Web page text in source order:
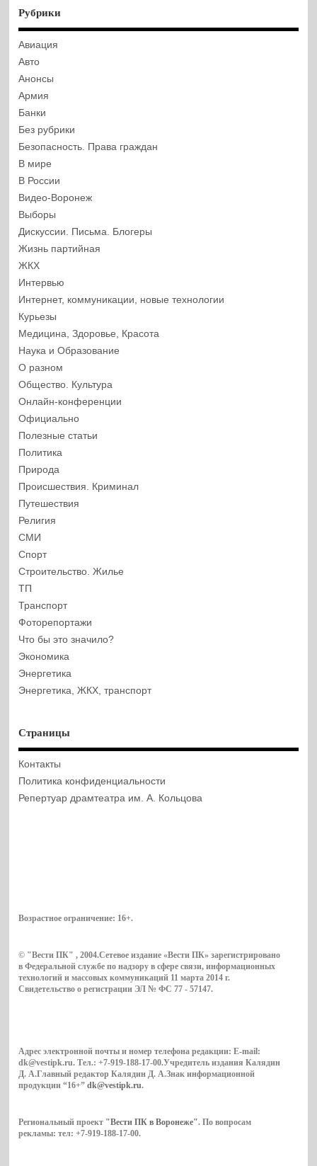
Рубрики
Авиация
Авто
Анонсы
Армия
Банки
Без рубрики
Безопасность. Права граждан
В мире
В России
Видео-Воронеж
Выборы
Дискуссии. Письма. Блогеры
Жизнь партийная
ЖКХ
Интервью
Интернет, коммуникации, новые технологии
Курьезы
Медицина, Здоровье, Красота
Наука и Образование
О разном
Общество. Культура
Онлайн-конференции
Официально
Полезные статьи
Политика
Природа
Происшествия. Криминал
Путешествия
Религия
СМИ
Спорт
Строительство. Жилье
ТП
Транспорт
Фоторепортажи
Что бы это значило?
Экономика
Энергетика
Энергетика, ЖКХ, транспорт
Страницы
Контакты
Политика конфиденциальности
Репертуар драмтеатра им. А. Кольцова
Возрастное ограничение: 16+.
© "Вести ПК" , 2004.Сетевое издание «Вести ПК» зарегистрировано
в Федеральной службе по надзору в сфере связи, информационных
технологий и массовых коммуникаций 11 марта 2014 г.
Свидетельство о регистрации ЭЛ № ФС 77 - 57147.
Адрес электронной почты и номер телефона редакции: E-mail:
dk@vestipk.ru. Тел.: +7-919-188-17-00.Учредитель издания Калядин
Д. А.Главный редактор Калядин Д. А.Знак информационной
продукции “16+”dk@vestipk.ru.
Региональный проект "Вести ПК в Воронеже". По вопросам
рекламы: тел: +7-919-188-17-00.